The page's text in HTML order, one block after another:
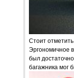
Стоит
Эргономичное
был
багажника мог